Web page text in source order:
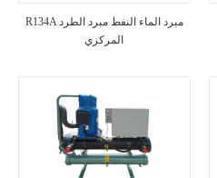
R134A مبرد الماء النفط مبرد الطرد
المركزي